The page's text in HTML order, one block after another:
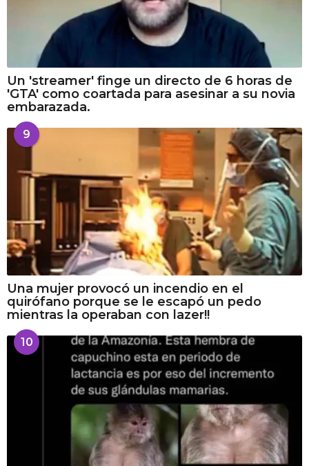
Un 'streamer' finge un directo de 6 horas de
'GTA' como coartada para asesinar a su novia
embarazada.
9
Una mujer provocó un incendio en el
quirófano porque se le escapó un pedo
mientras la operaban con lazer!!
10